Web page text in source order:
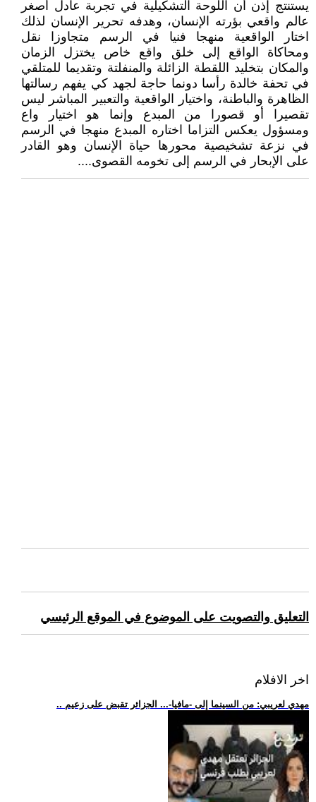
يستنتج إذن أن اللوحة التشكيلية في تجربة عادل أصغر
عالم واقعي بؤرته الإنسان، وهدفه تحرير الإنسان لذلك
اختار الواقعية منهجا فنيا في الرسم متجاوزا نقل
ومحاكاة الواقع إلى خلق واقع خاص يختزل الزمان
والمكان بتخليد اللقطة الزائلة والمنفلتة وتقديما للمتلقي
في تحفة خالدة رأسا دونما حاجة لجهد كي يفهم رسالتها
الظاهرة والباطنة، واختيار الواقعية والتعبير المباشر ليس
تقصيرا أو قصورا من المبدع وإنما هو اختيار واع
ومسؤول يعكس التزاما اختاره المبدع منهجا في الرسم
في نزعة تشخيصية محورها حياة الإنسان وهو القادر
على الإبحار في الرسم إلى تخومه القصوى....
التعليق والتصويت على الموضوع في الموقع الرئيسي
اخر الافلام
.. مهدي لعريبي: من السينما إلى -مافيا-... الجزائر تقبض على زعيم